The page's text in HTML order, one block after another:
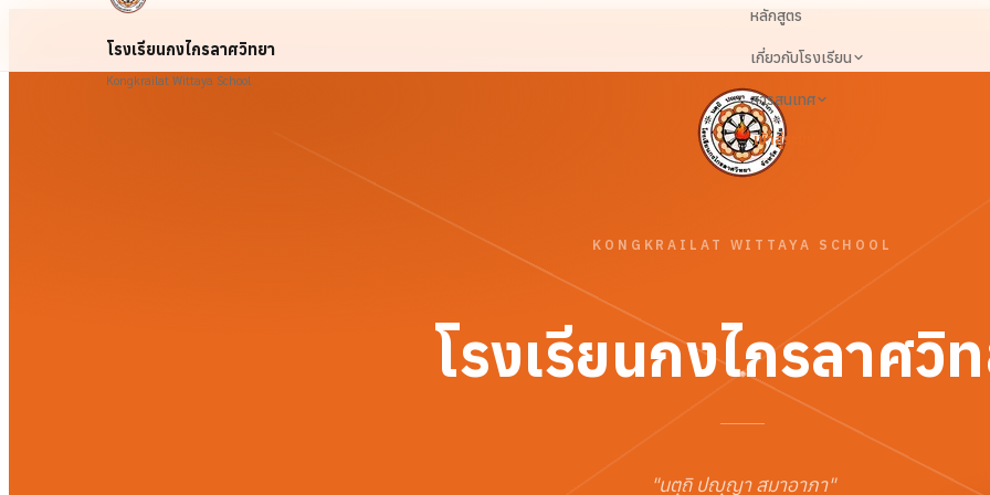
โรงเรียนกงไกรลาศวิทยา
Kongkrailat Wittaya School
หลักสูตร
เกี่ยวกับโรงเรียน
สารสนเทศ
เข้าสู่ระบบ
KONGKRAILAT WITTAYA SCHOOL
โรงเรียนกงไกรลาศวิ
"นตฺถิ ปญฺญา สมาอาภา"